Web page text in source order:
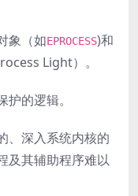
象（如EPROCESS)和
Light）。
护的逻辑。
、深入系统内核的
及其辅助程序难以